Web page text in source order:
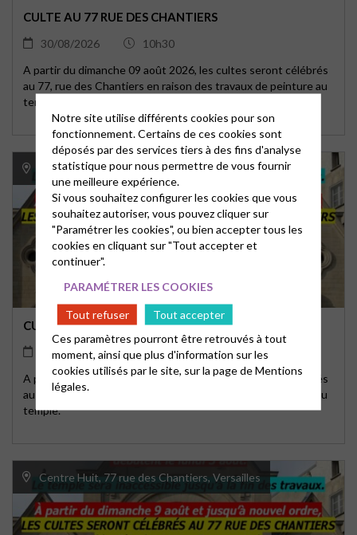
CULTE AU 77 RUE DES CHANTIERS
30/08/2026
10h30
A partir du dimanche 09 août 2026, les cultes seront célébrés
au 77, rue des Chantiers en raison des travaux de peinture au
temple.
Centre Huit, 77 rue des Chantiers, Versailles
CULTE AU 77 RUE DES CHANTIERS
06/09/2026
10h30
A partir du dimanche 09 août 2026, les cultes seront célébrés
au 77, rue des Chantiers en raison des travaux de peinture au
temple.
Centre Huit, 77 rue des Chantiers, Versailles
Notre site utilise différents cookies pour son
fonctionnement. Certains de ces cookies sont
déposés par des services tiers à des fins d'analyse
statistique pour nous permettre de vous fournir
une meilleure expérience.
Si vous souhaitez configurer les cookies que vous
souhaitez autoriser, vous pouvez cliquer sur
"Paramétrer les cookies", ou bien accepter tous les
cookies en cliquant sur "Tout accepter et
continuer".
PARAMÉTRER LES COOKIES
Tout refuser
Tout accepter
Ces paramètres pourront être retrouvés à tout
moment, ainsi que plus d'information sur les
cookies utilisés par le site, sur la page deMentions
légales.